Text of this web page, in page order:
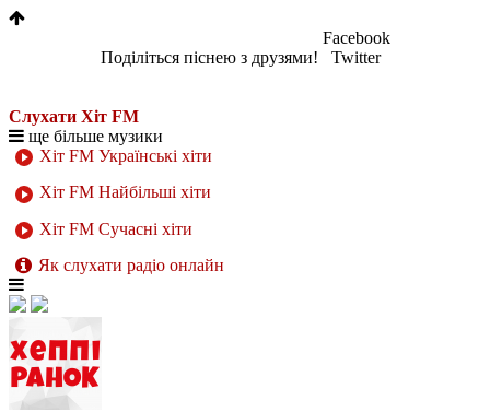
Поділіться піснею з друзями!
Facebook
Twitter
Слухати Хіт FM
ще більше музики
Хіт FM Українські хіти
Хіт FM Найбільші хіти
Хіт FM Сучасні хіти
Як слухати радіо онлайн